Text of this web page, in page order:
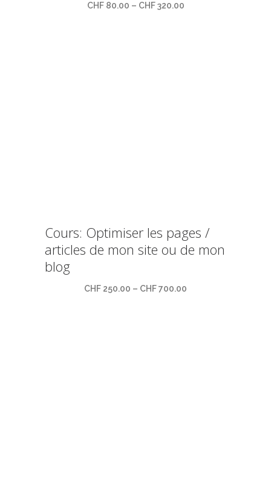
CHF80.00 – CHF320.00
Cours: Optimiser les pages /
articles de mon site ou de mon
blog
CHF 250.00 – CHF700.00